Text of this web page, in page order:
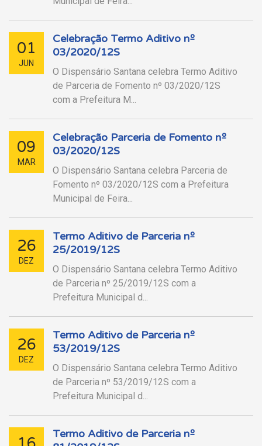
01
JUN
Celebração Termo Aditivo nº
03/2020/12S
O Dispensário Santana celebra Termo Aditivo
de Parceria de Fomento nº 03/2020/12S
com a Prefeitura M...
09
MAR
Celebração Parceria de Fomento nº
03/2020/12S
O Dispensário Santana celebra Parceria de
Fomento nº 03/2020/12S com a Prefeitura
Municipal de Feira...
26
DEZ
Termo Aditivo de Parceria nº
25/2019/12S
O Dispensário Santana celebra Termo Aditivo
de Parceria nº 25/2019/12S com a
Prefeitura Municipal d...
26
DEZ
Termo Aditivo de Parceria nº
53/2019/12S
O Dispensário Santana celebra Termo Aditivo
de Parceria nº 53/2019/12S com a
Prefeitura Municipal d...
Termo Aditivo de Parceria nº